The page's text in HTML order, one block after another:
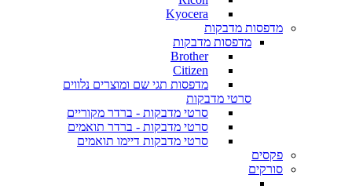
Kyocera
מדפסות מדבקות
מדפסות מדבקות
Brother
Citizen
מדפסות תגי שם ומוצרים נלווים
סרטי מדבקות
סרטי מדבקות - ברדר מקוריים
סרטי מדבקות - ברדר תואמים
סרטי מדבקות דיימו תואמים
פקסים
סורקים